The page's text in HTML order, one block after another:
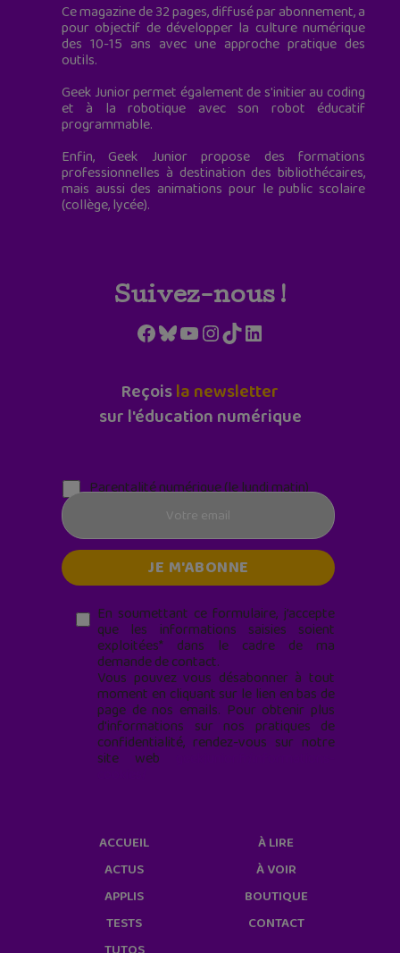
Ce magazine de 32 pages, diffusé par abonnement, a
pour objectif de développer la culture numérique
des 10-15 ans avec une approche pratique des
outils.
Geek Junior permet également de s'initier au coding
et à la robotique avec son robot éducatif
programmable.
Enfin, Geek Junior propose des formations
professionnelles à destination des bibliothécaires,
mais aussi des animations pour le public scolaire
(collège, lycée).
Suivez-nous !
Facebook
Bluesky
YouTube
Instagram
TikTokLinkedIn
Reçoisla newsletter
sur l'éducation numérique
Parentalité numérique (le lundi matin)
En soumettant ce formulaire, j’accepte
que les informations saisies soient
exploitées* dans le cadre de ma
demande de contact.
Vous pouvez vous désabonner à tout
moment en cliquant sur le lien en bas de
page de nos emails. Pour obtenir plus
d'informations sur nos pratiques de
confidentialité, rendez-vous sur notre
site web
ACCUEIL
ACTUS
APPLIS
TESTS
À LIRE
À VOIR
BOUTIQUE
CONTACT